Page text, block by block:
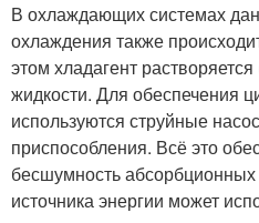
В охлаждающих системах
охлаждения также
этом хладагент
жидкости. Для обеспечения
используются струйные
приспособления. Всё это
бесшумность абсорбционных
источника энергии может